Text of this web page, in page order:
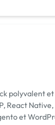
polyvalent
React
et